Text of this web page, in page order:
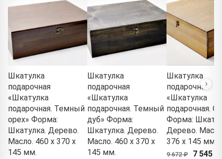
Шкатулка
подарочная
«Шкатулка
подарочная. Темный
орех» Форма:
Шкатулка. Дерево.
Масло. 460 x 370 x
145 мм.
Шкатулка
подарочная
«Шкатулка
подарочная. Темный
дуб» Форма:
Шкатулка. Дерево.
Масло. 460 x 370 x
145 мм.
Шкатулка
подарочная
«Шкатулка
подарочная.
Форма:
Дерево.
376 x 145 мм.
9 672 ₽ 7 545 ₽